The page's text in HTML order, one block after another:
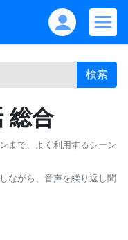
検索
総合
まで、よく利用するシーン
ながら、音声を繰り返し聞